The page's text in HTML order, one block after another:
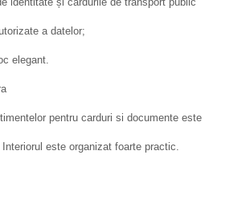
a datelor;
elegant.
pentru carduri si documente este
este organizat foarte practic.